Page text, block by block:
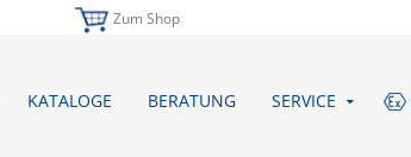
Zum Shop
KATALOGE BERATUNG SERVICE